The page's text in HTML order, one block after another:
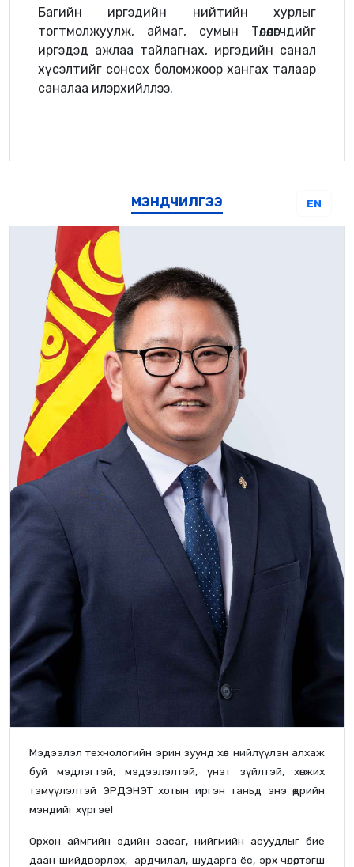
Багийн иргэдийн нийтийн хурлыг
тогтмолжуулж, аймаг, сумын Төлөөлөгчдийг
иргэдэд ажлаа тайлагнах, иргэдийн санал
хүсэлтийг сонсох боломжоор хангах талаар
саналаа илэрхийллээ.
МЭНДЧИЛГЭЭ EN
Мэдээлэл технологийн эрин зуунд хөл нийлүүлэн алхаж
буй мэдлэгтэй, мэдээлэлтэй, үнэт зүйлтэй, хөгжих
тэмүүлэлтэй ЭРДЭНЭТ хотын иргэн таньд энэ өдрийн
мэндийг хүргэе!
Орхон аймгийн эдийн засаг, нийгмийн асуудлыг бие
даан шийдвэрлэх, ардчилал, шударга ёс, эрх чөлөө, тэгш